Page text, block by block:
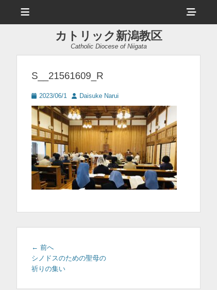
ュ
ヘ
ッ
ー
ツ
を
カトリック新潟教区
Catholic Diocese of Niigata
S__21561609_R
投
稿
日
2023/06/1
投
稿
者
Daisuke Narui
投
稿
ナ
← 前へ
の
投
シノドスのための聖母の
祈りの集い